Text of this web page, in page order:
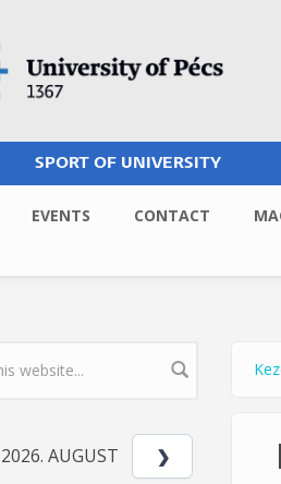
SPORT OF UNIVERSITY
EVENTS CONTACT
2026. AUGUST